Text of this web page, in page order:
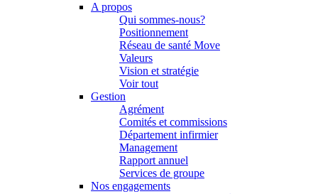
A propos
Qui sommes-nous?
Positionnement
Réseau de santé Move
Valeurs
Vision et stratégie
Voir tout
Gestion
Agrément
Comités et commissions
Département infirmier
Management
Rapport annuel
Services de groupe
Nos engagements